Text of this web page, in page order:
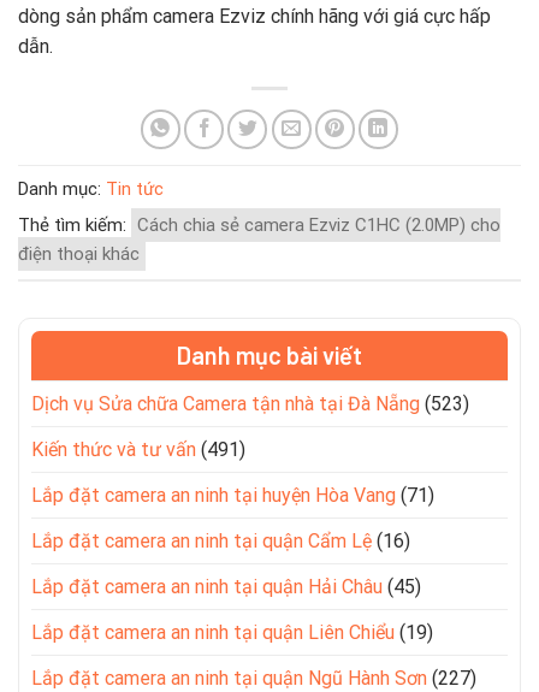
dòng sản phẩm camera Ezviz chính hãng với giá cực hấp
dẫn.
Danh mục: Tin tức
Thẻ tìm kiếm: Cách chia sẻ camera Ezviz C1HC (2.0MP) cho
điện thoại khác
Danh mục bài viết
Dịch vụ Sửa chữa Camera tận nhà tại Đà Nẵng (523)
Kiến thức và tư vấn (491)
Lắp đặt camera an ninh tại huyện Hòa Vang (71)
Lắp đặt camera an ninh tại quận Cẩm Lệ (16)
Lắp đặt camera an ninh tại quận Hải Châu (45)
Lắp đặt camera an ninh tại quận Liên Chiểu (19)
Lắp đặt camera an ninh tại quận Ngũ Hành Sơn (227)